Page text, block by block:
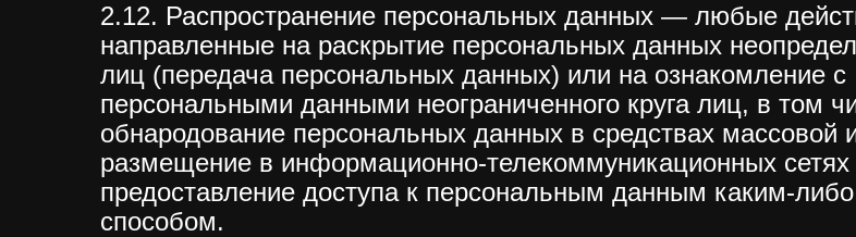
2.12. Распространение персональных данных — любые
направленные на раскрытие персональных данных
лиц (передача персональных данных) или на ознакомление с
персональными данными неограниченного круга лиц, в том
обнародование персональных данных в средствах массовой
размещение в информационно-телекоммуникационных сетях
предоставление доступа к персональным данным каким-
способом.